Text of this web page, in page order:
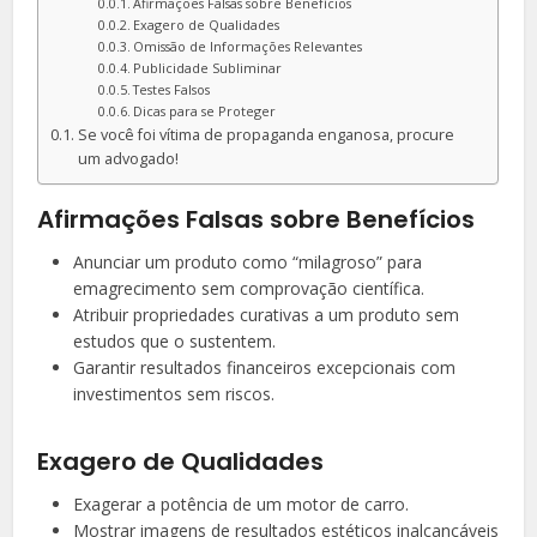
Exagero de Qualidades
Omissão de Informações Relevantes
Publicidade Subliminar
Testes Falsos
Dicas para se Proteger
Se você foi vítima de propaganda enganosa, procure
um advogado!
Afirmações Falsas sobre Benefícios
Anunciar um produto como “milagroso” para
emagrecimento sem comprovação científica.
Atribuir propriedades curativas a um produto sem
estudos que o sustentem.
Garantir resultados financeiros excepcionais com
investimentos sem riscos.
Exagero de Qualidades
Exagerar a potência de um motor de carro.
Mostrar imagens de resultados estéticos inalcançáveis